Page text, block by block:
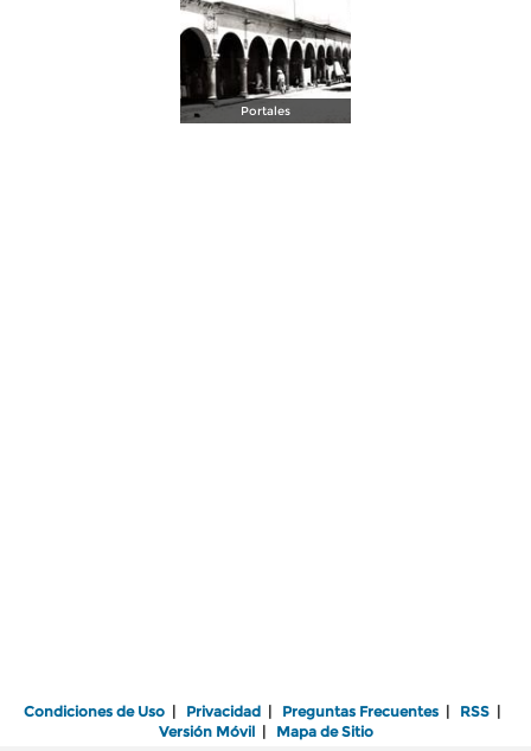
Portales
Condiciones de Uso | Privacidad | Preguntas Frecuentes | RSS |
Versión Móvil| Mapa de Sitio